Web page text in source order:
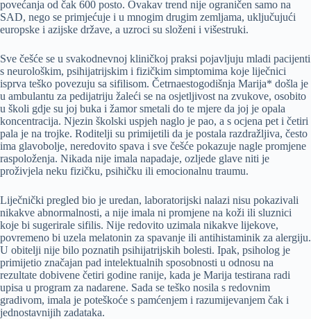
povećanja od čak 600 posto. Ovakav trend nije ograničen samo na
SAD, nego se primjećuje i u mnogim drugim zemljama, uključujući
europske i azijske države, a uzroci su složeni i višestruki.
Sve češće se u svakodnevnoj kliničkoj praksi pojavljuju mladi pacijenti
s neurološkim, psihijatrijskim i fizičkim simptomima koje liječnici
isprva teško povezuju sa sifilisom. Četrnaestogodišnja Marija* došla je
u ambulantu za pedijatriju žaleći se na osjetljivost na zvukove, osobito
u školi gdje su joj buka i žamor smetali do te mjere da joj je opala
koncentracija. Njezin školski uspjeh naglo je pao, a s ocjena pet i četiri
pala je na trojke. Roditelji su primijetili da je postala razdražljiva, često
ima glavobolje, neredovito spava i sve češće pokazuje nagle promjene
raspoloženja. Nikada nije imala napadaje, ozljede glave niti je
proživjela neku fizičku, psihičku ili emocionalnu traumu.
Liječnički pregled bio je uredan, laboratorijski nalazi nisu pokazivali
nikakve abnormalnosti, a nije imala ni promjene na koži ili sluznici
koje bi sugerirale sifilis. Nije redovito uzimala nikakve lijekove,
povremeno bi uzela melatonin za spavanje ili antihistaminik za alergiju.
U obitelji nije bilo poznatih psihijatrijskih bolesti. Ipak, psiholog je
primijetio značajan pad intelektualnih sposobnosti u odnosu na
rezultate dobivene četiri godine ranije, kada je Marija testirana radi
upisa u program za nadarene. Sada se teško nosila s redovnim
gradivom, imala je poteškoće s pamćenjem i razumijevanjem čak i
jednostavnijih zadataka.